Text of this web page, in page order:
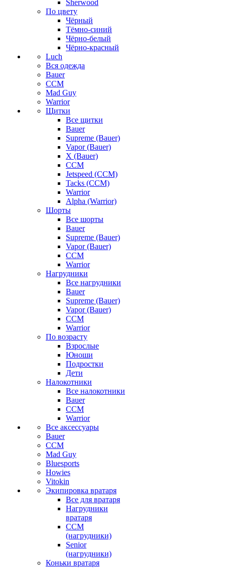
Sherwood
По цвету
Чёрный
Тёмно-синий
Чёрно-белый
Чёрно-красный
Luch
Вся одежда
Bauer
CCM
Mad Guy
Warrior
Щитки
Все щитки
Bauer
Supreme (Bauer)
Vapor (Bauer)
X (Bauer)
CCM
Jetspeed (CCM)
Tacks (CCM)
Warrior
Alpha (Warrior)
Шорты
Все шорты
Bauer
Supreme (Bauer)
Vapor (Bauer)
CCM
Warrior
Нагрудники
Все нагрудники
Bauer
Supreme (Bauer)
Vapor (Bauer)
CCM
Warrior
По возрасту
Взрослые
Юноши
Подростки
Дети
Налокотники
Все налокотники
Bauer
CCM
Warrior
Все аксессуары
Bauer
CCM
Mad Guy
Bluesports
Howies
Vitokin
Экипировка вратаря
Все для вратаря
Нагрудники
вратаря
CCM
(нагрудники)
Senior
(нагрудники)
Коньки вратаря